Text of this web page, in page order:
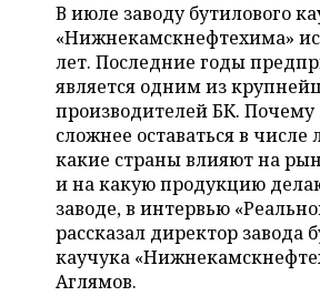
ОТКРЫТАЯ ЛЕКЦИЯ
БАСКЕТБОЛ
ВОЛЕЙБОЛ
КИБЕРСПОРТ
ФИГУРНОЕ КАТАНИЕ
ВОДНЫЕ ВИДЫ СПОРТА
ХОККЕЙ С МЯЧОМ
ИНФРАСТРУКТУРА
ИСТОРИЯ
КУЛЬТУРА
МЕДИЦИНА
ОБРАЗОВАНИЕ
ПРОИСШЕСТВИЯ
СПРАВОЧНИК
СПИСОК ПЕРСОН
СПИСОК КОМПАНИЙ
ПОЛНАЯ ВЕРСИЯ
В июле заводу бутилового
«Нижнекамскнефтехима»
лет. Последние годы
является одним из
производителей БК. Почему
сложнее оставаться в числе
какие страны влияют на
и на какую продукцию
заводе, в интервью
рассказал директор завода
каучука
Аглямов.